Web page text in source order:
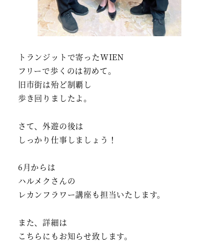
トランジットで寄ったWIEN
フリーで歩くのは初めて。
旧市街は殆ど制覇し
歩き回りましたよ。
さて、外遊の後は
しっかり仕事しましょう！
6月からは
ハルメクさんの
レカンフラワー講座も担当いたします。
また、詳細は
こちらにもお知らせ致します。